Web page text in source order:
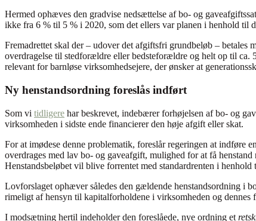
Hermed ophæves den gradvise nedsættelse af bo- og
ikke fra 6 % til 5 % i 2020, som det ellers var planen i henhold til
Fremadrettet skal der – udover det afgiftsfri grundbeløb –
overdragelse til stedforældre eller bedsteforældre og helt op til ca.
relevant for barnløse virksomhedsejere, der ønsker at
Ny henstandsordning foreslås indført
Som vi tidligere har beskrevet, indebærer forhøjelsen af bo- og
virksomheden i sidste ende financierer den høje afgift eller skat.
For at imødese denne problematik, foreslår regeringen at indføre
overdrages med lav bo- og gaveafgift, mulighed for at få
Henstandsbeløbet vil blive forrentet med standardrenten i
Lovforslaget ophæver således den gældende henstandsordning i
rimeligt af hensyn til kapitalforholdene i virksomheden og
I modsætning hertil indeholder den foreslåede, nye ordning et